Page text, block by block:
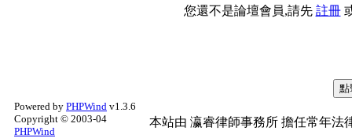
您還不是論壇會員,請先 註冊
Powered by PHPWind v1.3.6
Copyright © 2003-04
PHPWind
本站由 瀛睿律師事務所 擔任常年法